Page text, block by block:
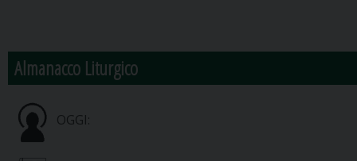
Almanacco Liturgico
OGGI: